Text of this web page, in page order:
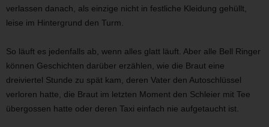
verlassen danach, als einzige nicht in festliche Kleidung gehüllt,
leise im Hintergrund den Turm.
So läuft es jedenfalls ab, wenn alles glatt läuft. Aber alle Bell Ringer
können Geschichten darüber erzählen, wie die Braut eine
dreiviertel Stunde zu spät kam, deren Vater den Autoschlüssel
verloren hatte, die Braut im letzten Moment den Schleier mit Tee
übergossen hatte oder deren Taxi einfach nie aufgetaucht ist.